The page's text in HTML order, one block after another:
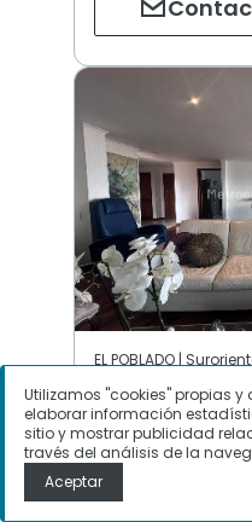
EL POBLADO |
$11.000.000
Apartamento en
Utilizamos "cookies" propias
elaborar información
sitio y mostrar publicidad
través del análisis de la
Aceptar